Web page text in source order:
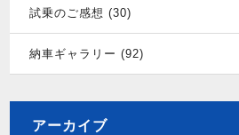
試乗のご感想 (30)
納車ギャラリー (92)
アーカイブ